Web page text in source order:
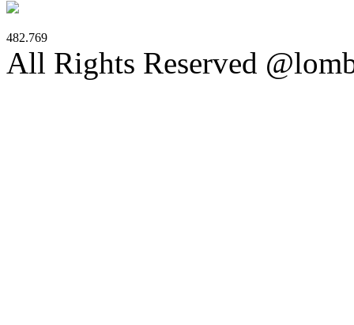
482.769
All Rights Reserved